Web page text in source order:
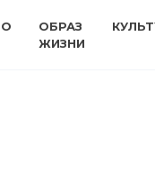
ОБРАЗ
ЖИЗНИ